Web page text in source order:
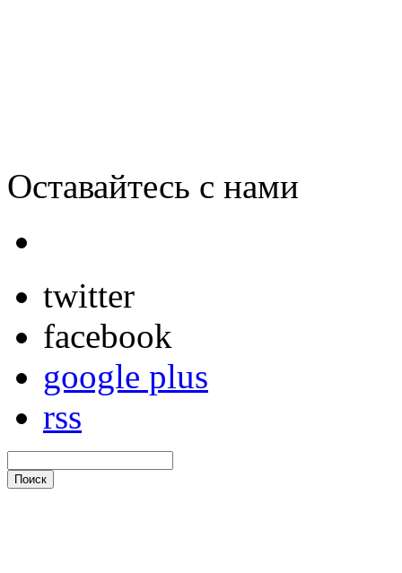
Оставайтесь с нами
twitter
facebook
google plus
rss